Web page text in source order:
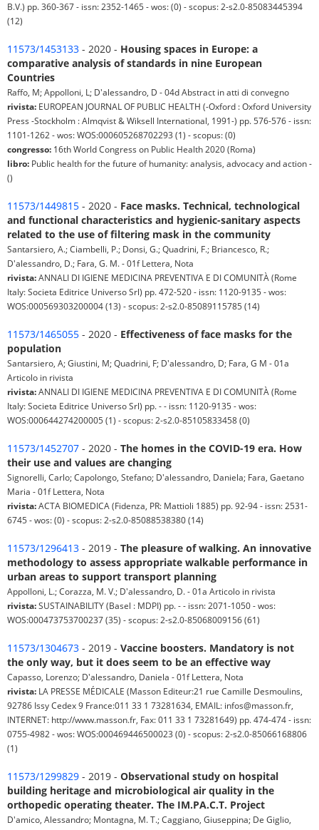
B.V.) pp. 360-367 - issn: 2352-1465 - wos: (0) - scopus: 2-s2.0-85083445394
(12)
11573/1453133 - 2020 - Housing spaces in Europe: a
comparative analysis of standards in nine European
Countries
Raffo, M; Appolloni, L; D'alessandro, D - 04d Abstract in atti di convegno
rivista: EUROPEAN JOURNAL OF PUBLIC HEALTH (-Oxford : Oxford University
Press -Stockholm : Almqvist & Wiksell International, 1991-) pp. 576-576 - issn:
1101-1262 - wos: WOS:000605268702293 (1) - scopus: (0)
congresso: 16th World Congress on Public Health 2020 (Roma)
libro: Public health for the future of humanity: analysis, advocacy and action -
()
11573/1449815 - 2020 - Face masks. Technical, technological
and functional characteristics and hygienic-sanitary aspects
related to the use of filtering mask in the community
Santarsiero, A.; Ciambelli, P.; Donsi, G.; Quadrini, F.; Briancesco, R.;
D'alessandro, D.; Fara, G. M. - 01f Lettera, Nota
rivista:ANNALI DI IGIENE MEDICINA PREVENTIVA E DI COMUNITÀ (Rome
Italy: Societa Editrice Universo Srl) pp. 472-520 - issn: 1120-9135 - wos:
WOS:000569303200004 (13) - scopus: 2-s2.0-85089115785 (14)
11573/1465055 - 2020 - Effectiveness of face masks for the
population
Santarsiero, A; Giustini, M; Quadrini, F; D'alessandro, D; Fara, G M - 01a
Articolo in rivista
rivista:ANNALI DI IGIENE MEDICINA PREVENTIVA E DI COMUNITÀ (Rome
Italy: Societa Editrice Universo Srl) pp. - - issn: 1120-9135 - wos:
WOS:000644274200005 (1) - scopus: 2-s2.0-85105833458 (0)
11573/1452707 - 2020 - The homes in the COVID-19 era. How
their use and values are changing
Signorelli, Carlo; Capolongo, Stefano; D'alessandro, Daniela; Fara, Gaetano
Maria - 01f Lettera, Nota
rivista:ACTA BIOMEDICA (Fidenza, PR: Mattioli 1885) pp. 92-94 - issn: 2531-
6745 - wos: (0) - scopus: 2-s2.0-85088538380 (14)
11573/1296413 - 2019 - The pleasure of walking. An innovative
methodology to assess appropriate walkable performance in
urban areas to support transport planning
Appolloni, L.; Corazza, M. V.; D'alessandro, D. - 01a Articolo in rivista
rivista:SUSTAINABILITY (Basel : MDPI) pp. - - issn: 2071-1050 - wos:
WOS:000473753700237 (35) - scopus: 2-s2.0-85068009156 (61)
11573/1304673 - 2019 - Vaccine boosters. Mandatory is not
the only way, but it does seem to be an effective way
Capasso, Lorenzo; D'alessandro, Daniela - 01f Lettera, Nota
rivista: LA PRESSE MÉDICALE (Masson Editeur:21 rue Camille Desmoulins,
92786 Issy Cedex 9 France:011 33 1 73281634, EMAIL: infos@masson.fr,
INTERNET: http://www.masson.fr, Fax: 011 33 1 73281649) pp. 474-474 - issn:
0755-4982 - wos: WOS:000469446500023 (0) - scopus: 2-s2.0-85066168806
(1)
11573/1299829 - 2019 - Observational study on hospital
building heritage and microbiological air quality in the
orthopedic operating theater. The IM.PA.C.T. Project
D'amico, Alessandro; Montagna, M. T.; Caggiano, Giuseppina; De Giglio,